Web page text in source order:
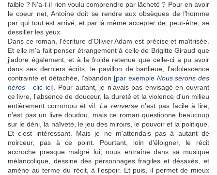
faible ? N'a-t-il rien voulu comprendre par lâcheté ? Pour en avoir
le coeur net, Antoine doit se rendre aux obsèques de l'homme
par qui tout est arrivé, et par là même accepter de, peut-être, se
dessiller les yeux.
Dans ce roman, l'écriture d'Olivier Adam est précise et maîtrisée.
Et elle m'a fait penser étrangement à celle de Brigitte Giraud que
j'adore également, et à la froide retenue que celle-ci a pu avoir
dans ses derniers écrits, le pavillon de banlieue, l'adolescence
contrainte et détachée, l'abandon [par exemple Nous serons des
héros - clic ici] . Pour autant, je n'avais pas envisagé en ouvrant
ce livre, l'absence de douceur, la dureté et la violence d'un milieu
entièrement corrompu et vil.La renversen'est pas facile à lire,
n'est pas un livre doudou, mais ce roman questionne beaucoup
sur le déni, la naïveté, le jeu des miroirs, le pouvoir et la politique.
Et c'est intéressant. Mais je ne m'attendais pas à autant de
noirceur, pas à ce point. Pourtant, loin d'éloigner, le récit
accroche presque malgré lui, nous entraîne dans sa musique
mélancolique, dessine des personnages fragiles et désaxés, et
amène au terme du récit, à l'espoir. Et puis, il permet de mieux